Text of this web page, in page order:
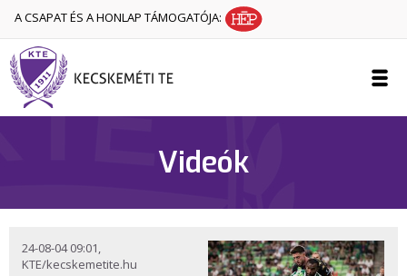
A CSAPAT ÉS A HONLAP TÁMOGATÓJA:
Videók
24-08-04 09:01,
KTE/kecskemetite.hu